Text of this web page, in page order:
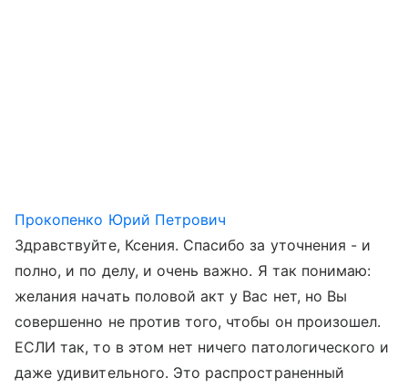
Прокопенко Юрий Петрович
Здравствуйте, Ксения. Спасибо за уточнения - и
полно, и по делу, и очень важно. Я так понимаю:
желания начать половой акт у Вас нет, но Вы
совершенно не против того, чтобы он произошел.
ЕСЛИ так, то в этом нет ничего патологического и
даже удивительного. Это распространенный